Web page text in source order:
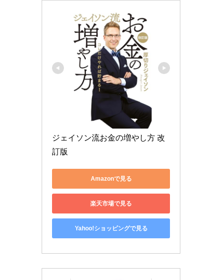
ジェイソン流お金の増やし方 改
訂版
Amazonで見る
楽天市場で見る
Yahoo!ショッピングで見る